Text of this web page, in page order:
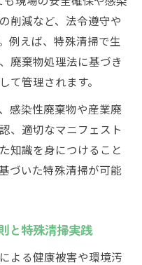
削減など、法令遵守や
例えば、特殊清掃で生
廃棄物処理法に基づき
て管理されます。
感染性廃棄物や産業廃
、適切なマニフェスト
知識を身につけること
づいた特殊清掃が可能
と特殊清掃実践
よる健康被害や環境汚